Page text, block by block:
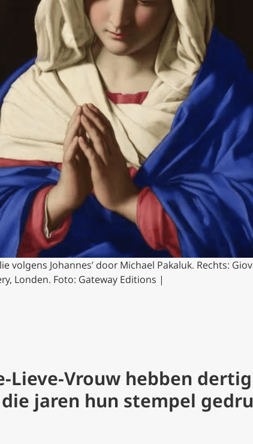
volgens Johannes’ door Michael Pakaluk. Rechts:
Londen. Foto: Gateway Editions |
Lieve-Vrouw hebben dertig
jaren hun stempel